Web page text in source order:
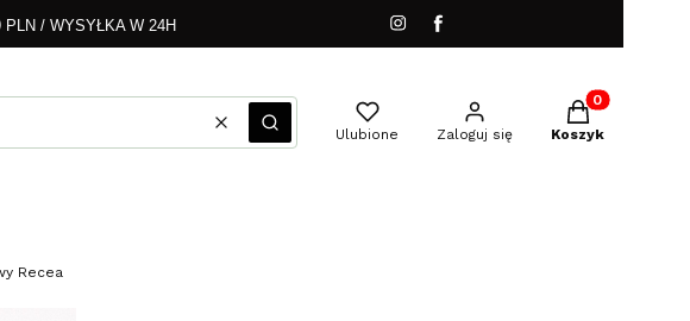
PLN / WYSYŁKA W 24H
WyczyśćSzukaj Ulubione Zaloguj się
Produkty w
Koszyk
Recea